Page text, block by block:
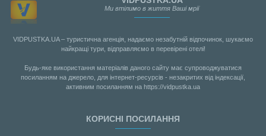
Ми втілимо в життя Ваші мрії
VIDPUSTKA.UA – туристична агенція, надаємо незабутній відпочинок, шукаємо
найкращі тури, відправляємо в перевірені отелі!
Будь-яке використання матеріалів даного сайту має супроводжуватися
посиланням на джерело, для інтернет-ресурсів - незакритих від індексації,
активним посиланням на https://vidpustka.ua
КОРИСНІ ПОСИЛАННЯ